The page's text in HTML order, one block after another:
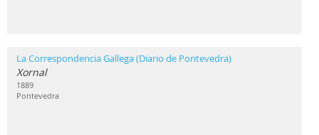
La Correspondencia Gallega (Diario de Pontevedra)
Xornal
1889
Pontevedra